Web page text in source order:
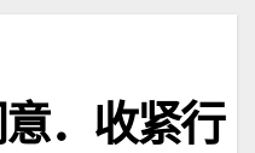
．收紧行